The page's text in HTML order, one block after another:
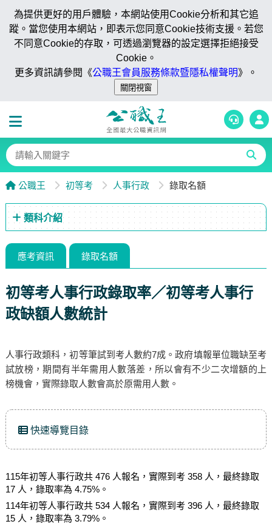
為提供更好的用戶體驗，本網站使用Cookie分析和其它追
蹤。當您使用本網站，即表示您同意Cookie技術支援。若您
不同意Cookie的存取，可透過瀏覽器的設定選擇拒絕接受
Cookie。
更多資訊請參閱《公職王會員服務條款暨隱私權聲明》。
公職王 初等考 人事行政 錄取名額
類科介紹
應考資訊 錄取名額
初等考人事行政錄取率／初等考人事行
政缺額人數統計
人事行政類科，初等筆試到考人數約7成。政府填報單位職缺至考
試放榜，期間有半年需用人數落差，所以會有不少二次增額的上
榜機會，實際錄取人數會高於原需用人數。
快速導覽目錄
115年初等人事行政共 476 人報名，實際到考 358 人，最終錄取
17 人，錄取率為 4.75%。
114年初等人事行政共 534 人報名，實際到考 396 人，最終錄取
15 人，錄取率為 3.79%。